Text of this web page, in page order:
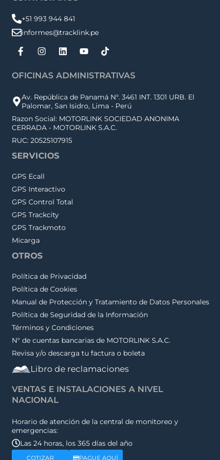
+51 993 944 841
informes@tracklink.pe
OFICINAS ADMINISTRATIVAS
Av. República de Panamá N°. 3461 INT. 1301 URB. El
Palomar, San Isidro, Lima - Perú
Razon Social: MOTORLINK SOCIEDAD ANONIMA
CERRADA - MOTORLINK S.A.C.
RUC: 20525107915
SERVICIOS
GPS Ecall
GPS Interactivo
GPS Control Total
GPS Trackcity
GPS Trackmoto
Micarga
OTROS
Política de Privacidad
Política de Cookies
Manual de Protección y Tratamiento de Datos Personales
Política de Seguridad de la Información
Términos y Condiciones
N° de cuentas bancarias de MOTORLINK S.A.C.
Revisa y/o descarga tu factura o boleta
Libro de reclamaciones
VENTAS E INSTALACIONES A NIVEL
NACIONAL
Horario de atención de la central de monitoreo y
emergencias:
Las 24 horas, los 365 días del año
COTIZAR PAGUE AQUÍ